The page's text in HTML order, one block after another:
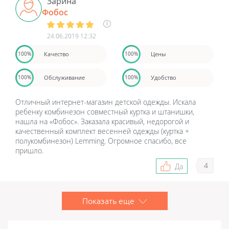
Фобос
24.06.2019 12:32
100% Качество 100% Цены
100% Обслуживание 100% Удобство
Отличный интернет-магазин детской одежды. Искала
ребенку комбинезон совместный куртка и штанишки,
нашла на «Фобос». Заказала красивый, недорогой и
качественный комплект весенней одежды (куртка +
полукомбинезон) Lemming. Огромное спасибо, все
пришло.
Да
4
Показать еще